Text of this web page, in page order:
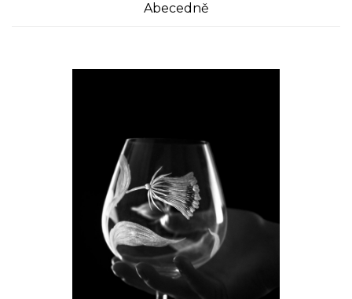
Abecedně